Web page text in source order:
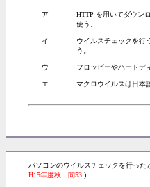
ア
HTTP を用いてダウン
使う。
イ
ウイルスチェックを行
う。
ウ フロッピーやハードデ
エ マクロウイルスは日本
パソコンのウイルスチェックを行っ
H15年度秋 問53 )